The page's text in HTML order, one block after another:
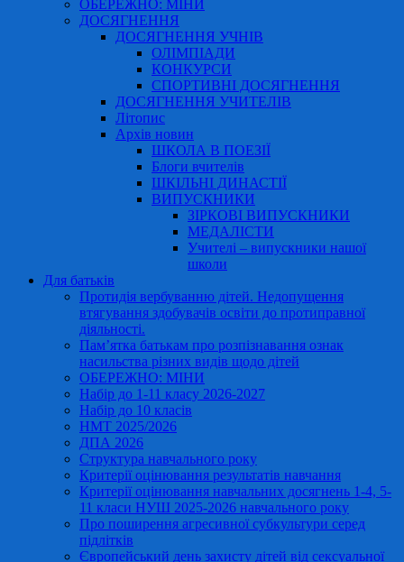
ОБЕРЕЖНО: МІНИ
ДОСЯГНЕННЯ
ДОСЯГНЕННЯ УЧНІВ
ОЛІМПІАДИ
КОНКУРСИ
СПОРТИВНІ ДОСЯГНЕННЯ
ДОСЯГНЕННЯ УЧИТЕЛІВ
Літопис
Архів новин
ШКОЛА В ПОЕЗІЇ
Блоги вчителів
ШКІЛЬНІ ДИНАСТІЇ
ВИПУСКНИКИ
ЗІРКОВІ ВИПУСКНИКИ
МЕДАЛІСТИ
Учителі – випускники нашої
школи
Для батьків
Протидія вербуванню дітей. Недопущення
втягування здобувачів освіти до протиправної
діяльності.
Пам’ятка батькам про розпізнавання ознак
насильства різних видів щодо дітей
ОБЕРЕЖНО: МІНИ
Набір до 1-11 класу 2026-2027
Набір до 10 класів
НМТ 2025/2026
ДПА 2026
Структура навчального року
Критерії оцінювання результатів навчання
Критерії оцінювання навчальних досягнень 1-4, 5-
11 класи НУШ 2025-2026 навчального року
Про поширення агресивної субкультури серед
підлітків
Європейський день захисту дітей від сексуальної